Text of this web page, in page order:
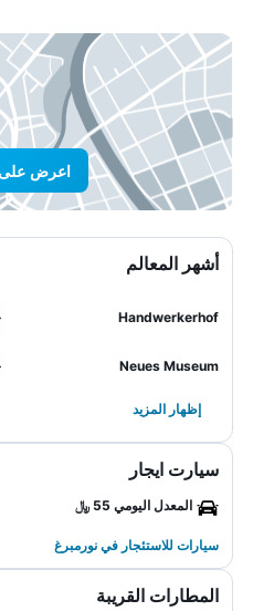
اعرض على
أشهر المعالم
Handwerkerhof
Neues Museum
إظهار المزيد
سيارت ايجار
المعدل اليومي 55 ﷼
سيارات للاستئجار في نورمبرغ
المطارات القريبة